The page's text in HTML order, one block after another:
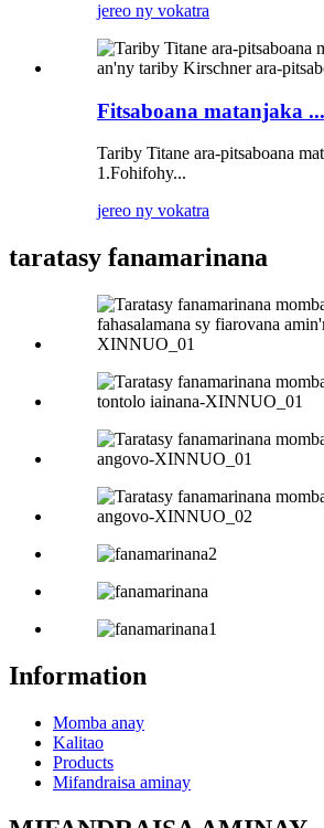
jereo ny vokatra
Fitsaboana matanjaka ...
Tariby Titane ara-pitsaboana
1.Fohifohy...
jereo ny vokatra
taratasy fanamarinana
Information
Momba anay
Kalitao
Products
Mifandraisa aminay